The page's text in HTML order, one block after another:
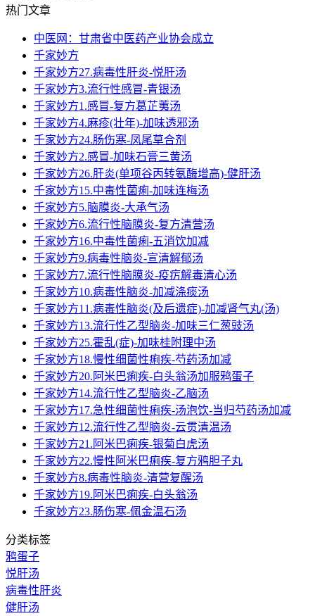
热门文章
中医网：甘肃省中医药产业协会成立
千家妙方
千家妙方27.病毒性肝炎-悦肝汤
千家妙方3.流行性感冒-青银汤
千家妙方1.感冒-复方葛芷荑汤
千家妙方4.麻疹(壮年)-加味透邪汤
千家妙方24.肠伤寒-凤尾草合剂
千家妙方2.感冒-加味石膏三黄汤
千家妙方26.肝炎(单项谷丙转氨酶增高)-健肝汤
千家妙方15.中毒性菌痢-加味连梅汤
千家妙方5.脑膜炎-大承气汤
千家妙方6.流行性脑膜炎-复方清营汤
千家妙方16.中毒性菌痢-五消饮加减
千家妙方9.病毒性脑炎-宣清解郁汤
千家妙方7.流行性脑膜炎-疫疠解毒清心汤
千家妙方10.病毒性脑炎-加减涤痰汤
千家妙方11.病毒性脑炎(及后遗症)-加减肾气丸(汤)
千家妙方13.流行性乙型脑炎-加味三仁葱豉汤
千家妙方25.霍乱(症)-加味桂附理中汤
千家妙方18.慢性细菌性痢疾-芍药汤加减
千家妙方20.阿米巴痢疾-白头翁汤加服鸦蛋子
千家妙方14.流行性乙型脑炎-乙脑汤
千家妙方17.急性细菌性痢疾-汤泡饮-当归芍药汤加减
千家妙方12.流行性乙型脑炎-云贯清温汤
千家妙方21.阿米巴痢疾-银菊白虎汤
千家妙方22.慢性阿米巴痢疾-复方鸦胆子丸
千家妙方8.病毒性脑炎-清营复醒汤
千家妙方19.阿米巴痢疾-白头翁汤
千家妙方23.肠伤寒-佩金温石汤
分类标签
鸦蛋子
悦肝汤
病毒性肝炎
健肝汤